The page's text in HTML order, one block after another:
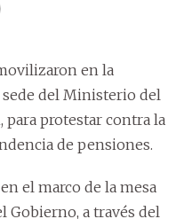
en la
sede del Ministerio del
para protestar contra la
de pensiones.
el marco de la mesa
Gobierno, a través del